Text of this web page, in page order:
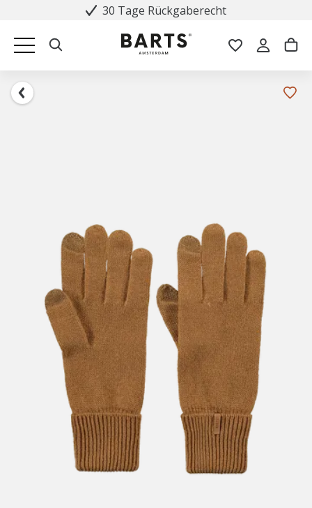
30 Tage Rückgaberecht